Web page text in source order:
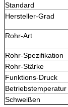
Standard
Hersteller-Grad
Rohr-Art
Rohr-Spezifikation
Rohr-Stärke
Funktions-Druck
Betriebstemperatur
Schweißen